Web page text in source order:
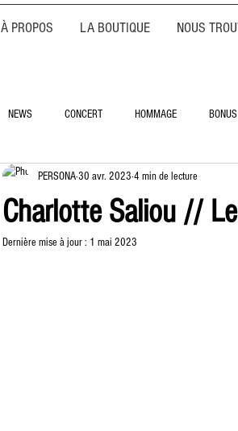
À PROPOS LA BOUTIQUE NOUS
NEWS CONCERT HOMMAGE BONUS
Charlotte Saliou //
PERSONA30 avr. 2023 4 min de lecture
Dernière mise à jour : 1 mai 2023